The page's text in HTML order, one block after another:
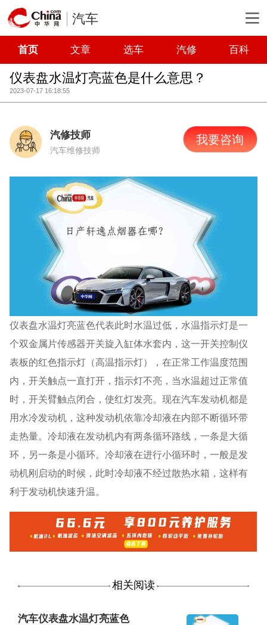
汽车
首页 文章 选车 汽修 百科
仪表盘水温灯亮蓝色是什么意思？
2023-07-17 16:18:55
汽修技师
汽车维修技师
我要咨询
仪表盘水温灯亮蓝色代表此时水温过低，水温指示灯是一
个双金属片传感器开关旋入缸体水套内，这一开关控制仪
表板的红色指示灯（高温指示灯），在正常工作温度范围
内，开关触点一直打开，指示灯不亮，当水温超过正常值
时，开关臂触点闭合，使红灯发亮。现在汽车发动机都是
用水冷发动机，这种发动机依靠冷却液在内部不断循环带
走热量。冷却液在发动机内有两条循环路线，一条是大循
环，另一条是小循环。冷却液在进行小循环时，一般是发
动机刚启动的时候，此时冷却液不经过散热水箱，这样有
利于发动机快速升温。
相关阅读
汽车仪表盘水温灯亮蓝色